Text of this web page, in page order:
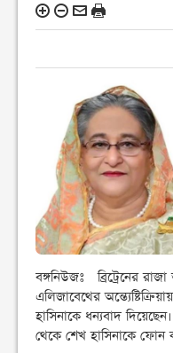
বঙ্গনিউজঃ ব্রিট্রেনের
এলিজাবেথের
হাসিনাকে ধন্যবাদ
থেকে শেখ হাসিনাকে ফোন